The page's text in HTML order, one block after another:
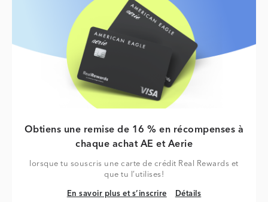
Obtiens une remise de 16 % en récompenses à
chaque achat AE et Aerie
lorsque tu souscris une carte de crédit Real Rewards et
que tu l’utilises!
En savoir plus et s’inscrire
En savoir plus et s’inscrire Détails
Détails